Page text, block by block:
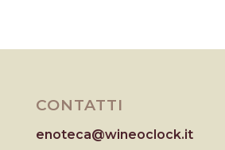
CONTATTI
enoteca@wineoclock.it